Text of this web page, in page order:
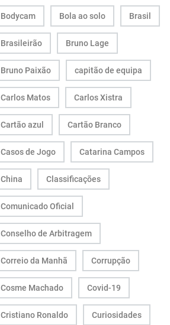
Bodycam Bola ao solo Brasil
Brasileirão Bruno Lage
Bruno Paixão capitão de equipa
Carlos Matos Carlos Xistra
Cartão azul Cartão Branco
Casos de Jogo Catarina Campos
China Classificações
Comunicado Oficial
Conselho de Arbitragem
Correio da Manhã Corrupção
Cosme Machado Covid-19
Cristiano Ronaldo Curiosidades